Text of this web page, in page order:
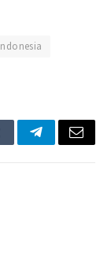
TelegramEmail